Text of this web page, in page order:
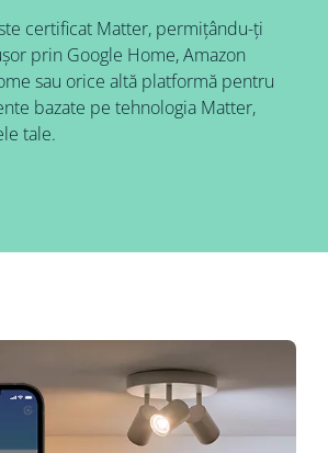
certificat Matter, permițându-ți
prin Google Home, Amazon
sau orice altă platformă pentru
bazate pe tehnologia Matter,
tale.